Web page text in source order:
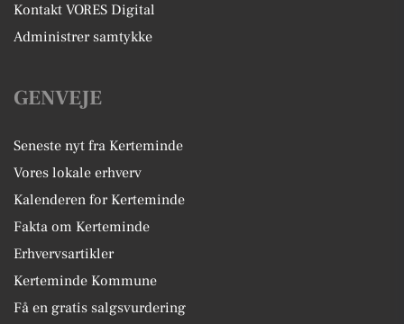
Kontakt VORES Digital
Administrer samtykke
GENVEJE
Seneste nyt fra Kerteminde
Vores lokale erhverv
Kalenderen for Kerteminde
Fakta om Kerteminde
Erhvervsartikler
Kerteminde Kommune
Få en gratis salgsvurdering